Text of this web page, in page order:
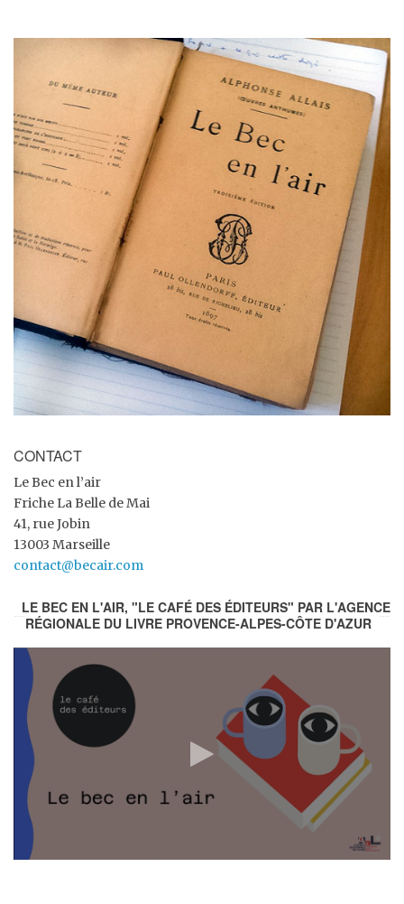
CONTACT
Le Bec en l’air
Friche La Belle de Mai
41, rue Jobin
13003 Marseille
contact@becair.com
LE BEC EN L'AIR, "LE CAFÉ DES ÉDITEURS" PAR L'AGENCE
RÉGIONALE DU LIVRE PROVENCE-ALPES-CÔTE D'AZUR